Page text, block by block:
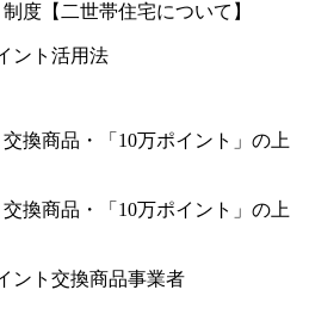
度【二世帯住宅について】
ント活用法
換商品・「10万ポイント」の上
換商品・「10万ポイント」の上
ント交換商品事業者